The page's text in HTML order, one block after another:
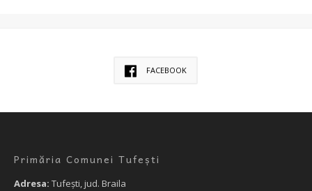
FACEBOOK
Primăria Comunei Tufești
Adresa: Tufeşti, jud. Braila